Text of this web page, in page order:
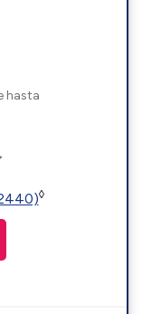
hasta
◊